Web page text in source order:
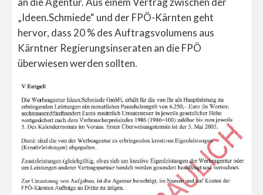
„Ideen.Schmiede“ und der FPÖ-Kärnten geht
hervor, dass 20 % des Auftragsvolumens aus
Kärntner Regierungsinseraten an die FPÖ
überwiesen werden sollten.